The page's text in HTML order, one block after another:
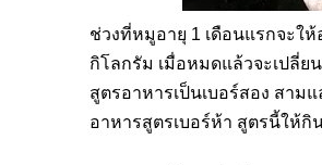
ช่วงที่หมูอายุ 1 เดือนแรกจะใ
กิโลกรัม เมื่อหมดแล้วจะเปลี่
สูตรอาหารเป็นเบอร์สอง สา
อาหารสูตรเบอร์ห้า สูตรนี้ให้กิ